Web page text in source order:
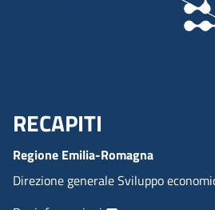
Menu Footer
RECAPITI
Regione Emilia-Romagna
Direzione generale Sviluppo